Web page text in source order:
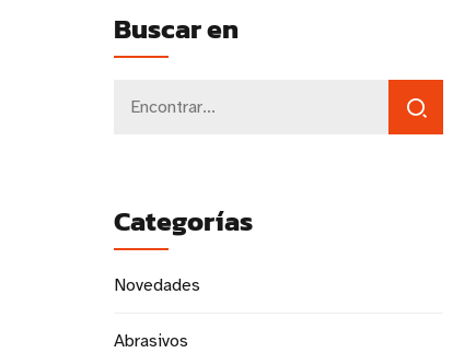
Buscar en
Categorías
Novedades
Abrasivos